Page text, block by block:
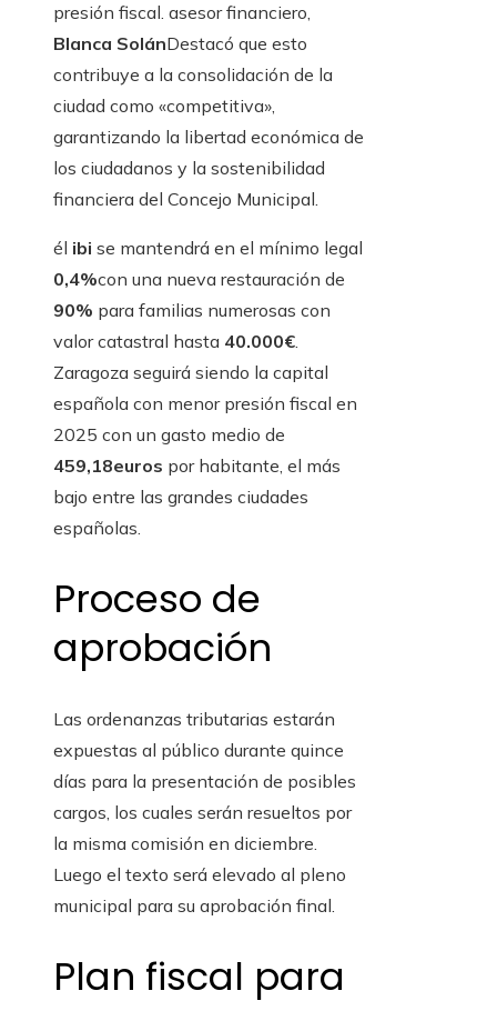
presión fiscal. asesor financiero,
Blanca SolánDestacó que esto
contribuye a la consolidación de la
ciudad como «competitiva»,
garantizando la libertad económica de
los ciudadanos y la sostenibilidad
financiera del Concejo Municipal.
él ibi se mantendrá en el mínimo legal
0,4%con una nueva restauración de
90% para familias numerosas con
valor catastral hasta 40.000€
Zaragoza seguirá siendo la capital
española con menor presión fiscal en
2025 con un gasto medio de
459,18euros por habitante, el más
bajo entre las grandes ciudades
españolas.
Proceso de
aprobación
Las ordenanzas tributarias estarán
expuestas al público durante quince
días para la presentación de posibles
cargos, los cuales serán resueltos por
la misma comisión en diciembre.
Luego el texto será elevado al pleno
municipal para su aprobación final.
Plan fiscal para